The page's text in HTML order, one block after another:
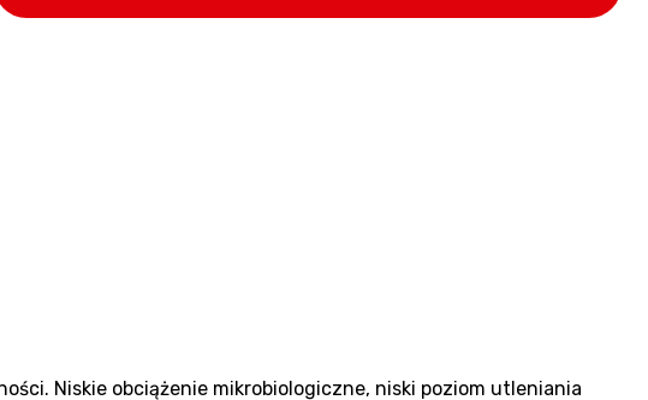
Niskie obciążenie mikrobiologiczne, niski poziom utleniania